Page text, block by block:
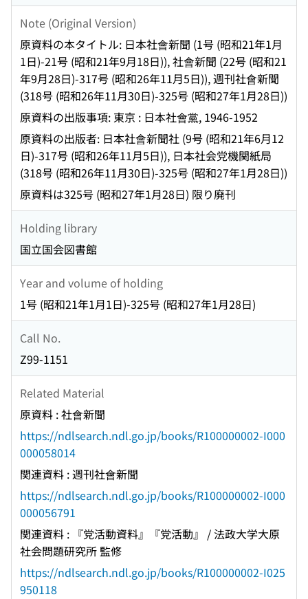
Note (Original Version)
原資料の本タイトル: 日本社會新聞 (1号 (昭和21年1月
1日)-21号 (昭和21年9月18日)), 社會新聞 (22号 (昭和21
年9月28日)-317号 (昭和26年11月5日)), 週刊社會新聞
(318号 (昭和26年11月30日)-325号 (昭和27年1月28日))
原資料の出版事項: 東京 : 日本社會黨, 1946-1952
原資料の出版者: 日本社會新聞社 (9号 (昭和21年6月12
日)-317号 (昭和26年11月5日)), 日本社会党機関紙局
(318号 (昭和26年11月30日)-325号 (昭和27年1月28日))
原資料は325号 (昭和27年1月28日) 限り廃刊
Holding library
国立国会図書館
Year and volume of holding
1号 (昭和21年1月1日)-325号 (昭和27年1月28日)
Call No.
Z99-1151
Related Material
原資料 : 社會新聞
https://ndlsearch.ndl.go.jp/books/R100000002-I000
000058014
関連資料 : 週刊社會新聞
https://ndlsearch.ndl.go.jp/books/R100000002-I000
000056791
関連資料 : 『党活動資料』『党活動』 / 法政大学大原
社会問題研究所 監修
https://ndlsearch.ndl.go.jp/books/R100000002-I025
950118